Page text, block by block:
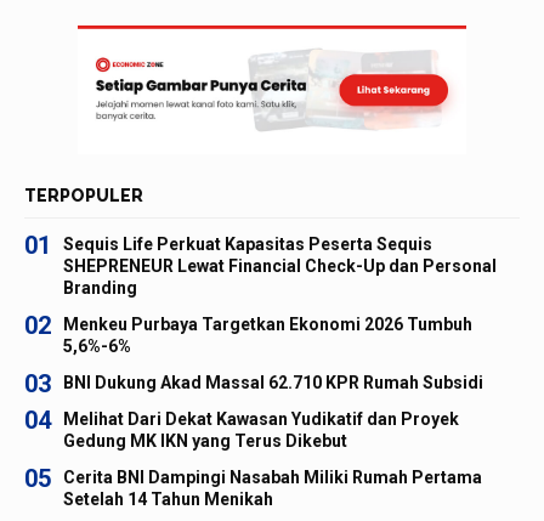
TERPOPULER
01
Sequis Life Perkuat Kapasitas Peserta Sequis
SHEPRENEUR Lewat Financial Check-Up dan Personal
Branding
02
Menkeu Purbaya Targetkan Ekonomi 2026 Tumbuh
5,6%-6%
03 BNI Dukung Akad Massal 62.710 KPR Rumah Subsidi
04
Melihat Dari Dekat Kawasan Yudikatif dan Proyek
Gedung MK IKN yang Terus Dikebut
05
Cerita BNI Dampingi Nasabah Miliki Rumah Pertama
Setelah 14 Tahun Menikah